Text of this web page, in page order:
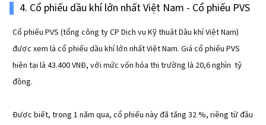
4. Cổ phiếu dầu khí lớn nhất Việt Nam - Cổ phiếu PVS
Cổ phiếu PVS (tổng công ty CP Dịch vụ Kỹ thuật Dầu khí Việt Nam)
được xem là cổ phiếu dầu khí lớn nhất Việt Nam. Giá cổ phiếu PVS
hiện tại là 43.400 VNĐ, với mức vốn hóa thị trường là 20,6 nghìn tỷ
đồng.
Được biết, trong 1 năm qua, cổ phiếu này đã tăng 32 %, riêng từ đầu